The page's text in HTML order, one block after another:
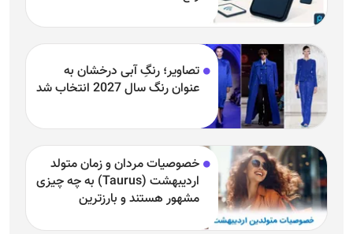
تصاویر؛ رنگِ آبی درخشان به
عنوان رنگ سال 2027 انتخاب شد
خصوصیات مردان و زمان متولد
اردیبهشت (Taurus) به چه چیزی
مشهور هستند و بارزترین